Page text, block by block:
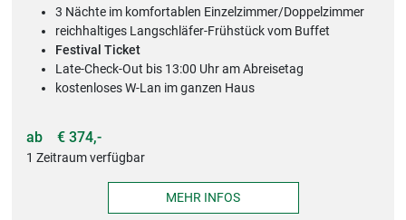
3 Nächte im komfortablen Einzelzimmer/Doppelzimmer
reichhaltiges Langschläfer-Frühstück vom Buffet
Festival Ticket
Late-Check-Out bis 13:00 Uhr am Abreisetag
kostenloses W-Lan im ganzen Haus
ab € 374,-
1 Zeitraum verfügbar
MEHR INFOS